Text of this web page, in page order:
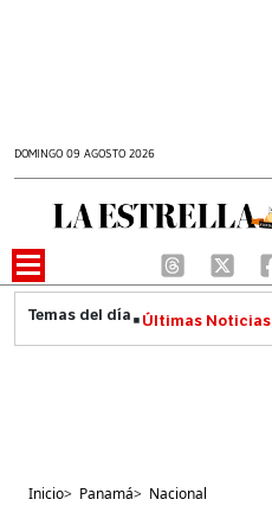
DOMINGO 09 AGOSTO 2026
Últimas Noticias
Inicio> Panamá> Nacional